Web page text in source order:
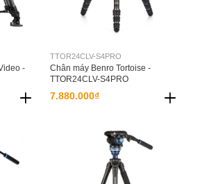
-
TTOR24CLV-S4PRO
Chân máy Benro Tortoise -
TTOR24CLV-S4PRO
7.880.000₫